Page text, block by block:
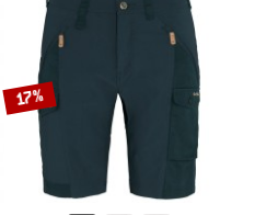
17%